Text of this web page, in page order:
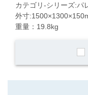
カテゴリ-シリーズ:パ
外寸
重量：19.8kg